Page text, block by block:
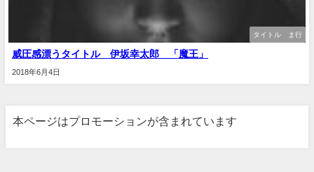
タイトル ま行
威圧感漂うタイトル 伊坂幸太郎 「魔王」
2018年6月4日
本ページはプロモーションが含まれています